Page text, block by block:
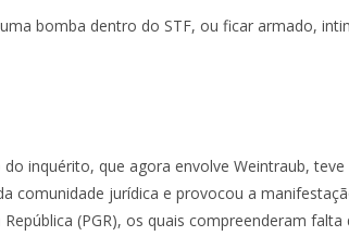
bomba dentro do STF, ou ficar armado,
inquérito, que agora envolve Weintraub, teve
comunidade jurídica e provocou a
(PGR), os quais compreenderam falta